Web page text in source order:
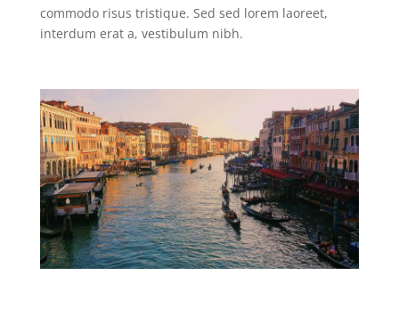
commodo risus tristique. Sed sed lorem laoreet,
interdum erat a, vestibulum nibh.